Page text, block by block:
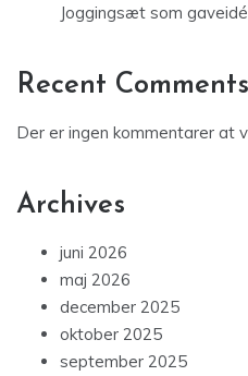
Joggingsæt som gaveidé
Recent Comments
Der er ingen kommentarer at
Archives
juni 2026
maj 2026
december 2025
oktober 2025
september 2025